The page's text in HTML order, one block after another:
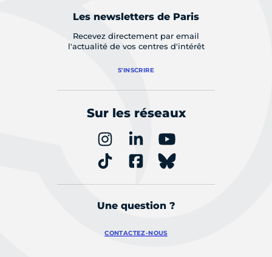
Les newsletters de Paris
Recevez directement par email
l'actualité de vos centres d'intérêt
S'INSCRIRE
Sur les réseaux
Une question ?
CONTACTEZ-NOUS